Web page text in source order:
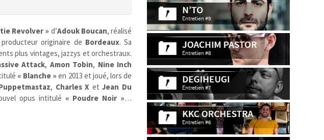
Revolver » d’Adouk Boucan, réalisé
originaire de Bordeaux. Sa
plus vintages, jazzys et orchestraux.
Attack, Amon Tobin, Nine Inch
« Blanche » en 2013 et joué, lors de
, Charles X etJean Du
opus intitulé « Poudre Noir »…